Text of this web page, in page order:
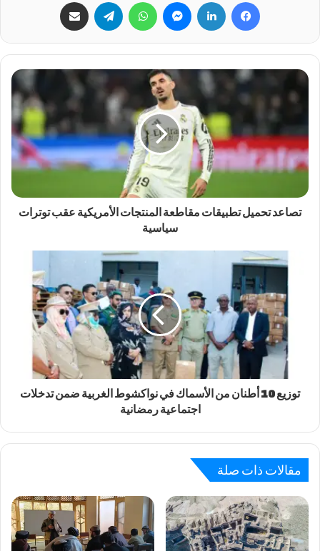
تصاعد تحميل تطبيقات مقاطعة المنتجات الأمريكية عقب توترات
سياسية
توزيع 10 أطنان من الأسماك في نواكشوط الغربية ضمن تدخلات
اجتماعية رمضانية
مقالات ذات صلة